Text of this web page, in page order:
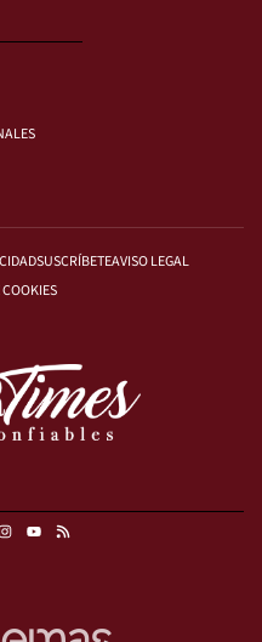
SUSCRÍBETEAVISO LEGAL
Instagram